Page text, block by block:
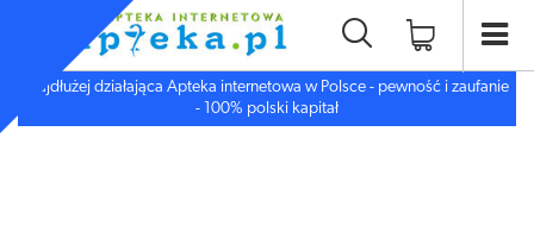
Najdłużej działająca Apteka internetowa w Polsce - pewność i zaufanie
- 100% polski kapitał